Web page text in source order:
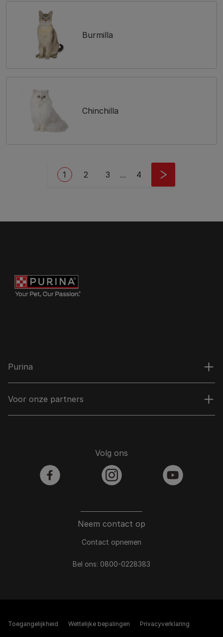
Burmilla
Chinchilla
Current page
1 Page
2 Page
3 … Last page
4
Purina
Voor onze partners
Neem contact op
Contact opnemen
Bel ons: 0800-0228383
Volg ons
facebook instagram youtube
Toegangelijkheid Wettelijke bepalingen​ Privacyverklaring